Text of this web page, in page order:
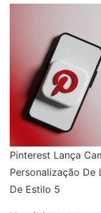
Pinterest Lança
Personalização De
De Estilo 5